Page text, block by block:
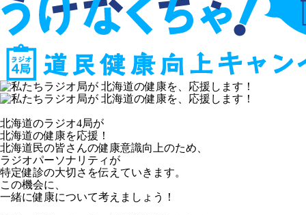
北海道のラジオ4局が
北海道の健康を応援！
北海道民の皆さんの健康意識向上のため、
ラジオパーソナリティが
特定健診の大切さを伝えていきます。
この機会に、
一緒に健康について考えましょう！